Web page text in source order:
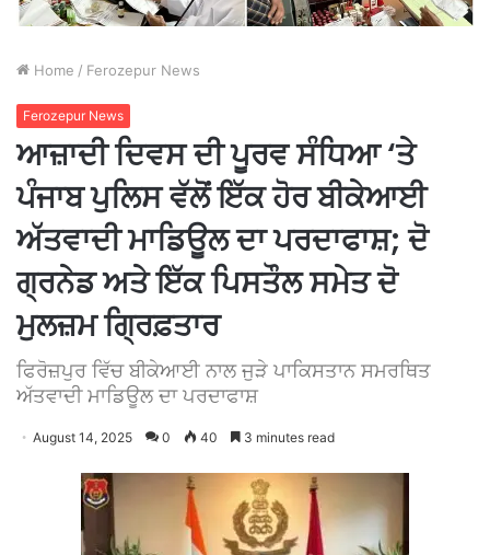
Home / Ferozepur News
Ferozepur News
ਆਜ਼ਾਦੀ ਦਿਵਸ ਦੀ ਪੂਰਵ ਸੰਧਿਆ ‘ਤੇ
ਪੰਜਾਬ ਪੁਲਿਸ ਵੱਲੋਂ ਇੱਕ ਹੋਰ ਬੀਕੇਆਈ
ਅੱਤਵਾਦੀ ਮਾਡਿਊਲ ਦਾ ਪਰਦਾਫਾਸ਼; ਦੋ
ਗ੍ਰਨੇਡ ਅਤੇ ਇੱਕ ਪਿਸਤੌਲ ਸਮੇਤ ਦੋ
ਮੁਲਜ਼ਮ ਗ੍ਰਿਫ਼ਤਾਰ
ਫਿਰੋਜ਼ਪੁਰ ਵਿੱਚ ਬੀਕੇਆਈ ਨਾਲ ਜੁੜੇ ਪਾਕਿਸਤਾਨ ਸਮਰਥਿਤ
ਅੱਤਵਾਦੀ ਮਾਡਿਊਲ ਦਾ ਪਰਦਾਫਾਸ਼
August 14, 2025 0 40 3 minutes read